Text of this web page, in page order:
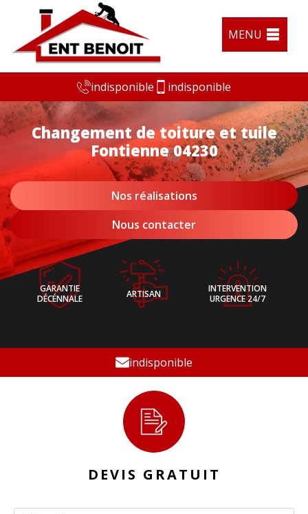
MENU
indisponible indisponible
Changement de toiture et tuile
Fontienne 04230
Nos réalisations
Nous contacter
GARANTIE
DÉCÉNNALE
ARTISAN
INTERVENTION
URGENCE 24/7
indisponible
DEVIS GRATUIT